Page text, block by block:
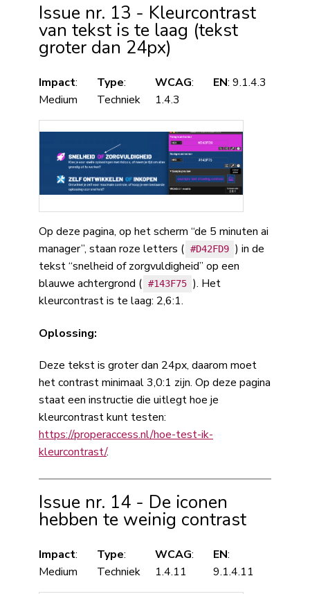
Issue nr. 13 - Kleurcontrast
van tekst is te laag (tekst
groter dan 24px)
Impact:
Medium
Type:
Techniek
WCAG:
1.4.3
EN: 9.1.4.3
Op deze pagina, op het scherm “de 5 minuten ai
manager”, staan roze letters ( #D42FD9 ) in de
tekst “snelheid of zorgvuldigheid” op een
blauwe achtergrond ( #143F75 ). Het
kleurcontrast is te laag: 2,6:1.
Oplossing:
Deze tekst is groter dan 24px, daarom moet
het contrast minimaal 3,0:1 zijn. Op deze pagina
staat een instructie die uitlegt hoe je
kleurcontrast kunt testen:
https://properaccess.nl/hoe-test-ik-
kleurcontrast/.
Issue nr. 14 - De iconen
hebben te weinig contrast
Impact:
Medium
Type:
Techniek
WCAG:
1.4.11
EN:
9.1.4.11